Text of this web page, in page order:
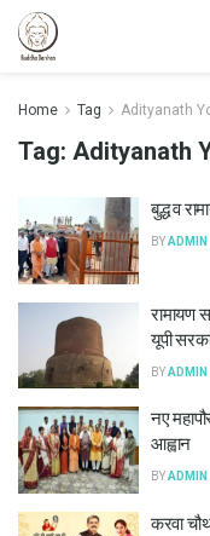
Home Tag Adityanath
Tag: Adityanath
बुद्ध व
BYADMIN
रामायण
यूपी
BYADMIN
नए
आह्वान
BYADMIN
करवा